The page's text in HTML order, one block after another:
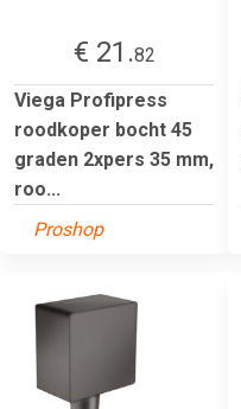
€ 21.82
Viega Profipress
roodkoper bocht 45
graden 2xpers 35 mm,
roo...
Proshop